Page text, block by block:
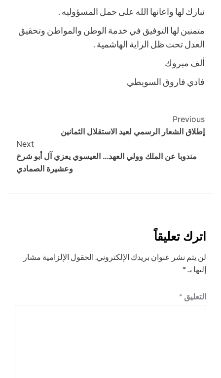
نبارك لها واعانها الله على حمل المسؤوليه .
متمنين لها التوفيق في خدمة الوطن والمواطن وتحقيق
العدل تحت ظل الراية الهاشمية .
ألف مبروك
فادي فاروق السويطي
Post
Navigation
Previous
إطلاق الشعار الرسمي لعيد الاستقلال الثمانين
Next
مندوبا عن الملك وولي العهد… العيسوي يعزي آل أبو شرخ
وعشيرة الصمادي
اترك تعليقاً
لن يتم نشر عنوان بريدك الإلكتروني. الحقول الإلزامية مشار
إليها بـ *
التعليق *